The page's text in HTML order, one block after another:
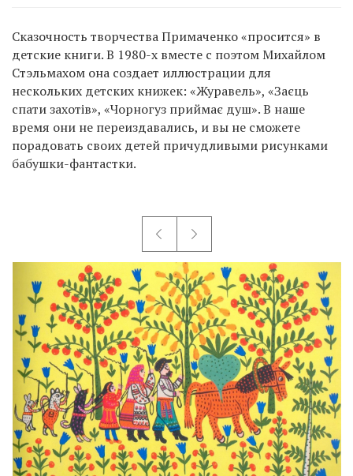
Сказочность творчества Примаченко «просится» в
детские книги. В 1980-х вместе с поэтом Михайлом
Стэльмахом она создает иллюстрации для
нескольких детских книжек: «Журавель», «Заєць
спати захотів», «Чорногуз приймає душ». В наше
время они не переиздавались, и вы не сможете
порадовать своих детей причудливыми рисунками
бабушки-фантастки.